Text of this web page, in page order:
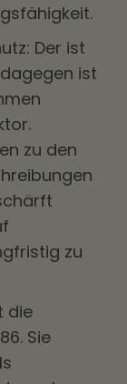
Der ist
ist
zu den
zu
die
Sie